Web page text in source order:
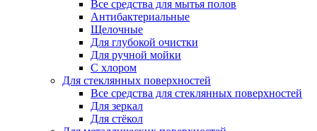
Все средства для мытья полов
Антибактериальные
Щелочные
Для глубокой очистки
Для ручной мойки
С хлором
Для стеклянных поверхностей
Все средства для стеклянных поверхностей
Для зеркал
Для стёкол